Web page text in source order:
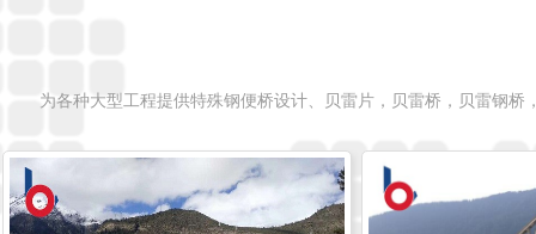
为各种大型工程提供特殊钢便桥设计、贝雷片，贝雷桥，贝雷钢